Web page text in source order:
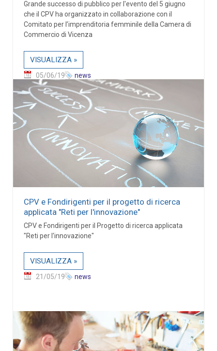
Grande successo di pubblico per l'evento del 5 giugno
che il CPV ha organizzato in collaborazione con il
Comitato per l’imprenditoria femminile della Camera di
Commercio di Vicenza
VISUALIZZA »
05/06/19 news
CPV e Fondirigenti per il progetto di ricerca
applicata "Reti per l'innovazione"
CPV e Fondirigenti per il Progetto di ricerca applicata
"Reti per l'innovazione"
VISUALIZZA »
21/05/19 news